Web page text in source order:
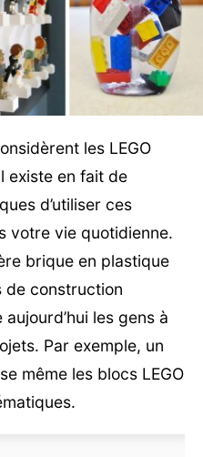
les LEGO
existe en fait de
d’utiliser ces
votre vie quotidienne.
brique en plastique
de construction
les gens à
Par exemple, un
même les blocs LEGO